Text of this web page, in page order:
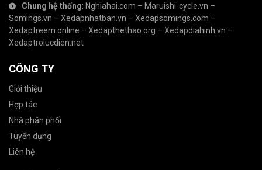
Chung hệ thống: Nghiahai.com – Maruishi-cycle.vn –
Somings.vn – Xedapnhatban.vn – Xedapsomings.com –
Xedaptreem.online – Xedapthethao.org – Xedapdiahinh.vn –
Xedaptrolucdien.net
CÔNG TY
Giới thiệu
Hợp tác
Nhà phân phối
Tuyển dụng
Liên hệ